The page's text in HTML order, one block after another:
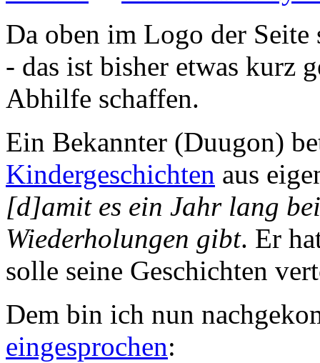
Da oben im Logo der
- das ist bisher etwas kurz
Abhilfe schaffen.
Ein Bekannter (Duugon)
Kindergeschichten aus
[d]amit es ein Jahr lang
Wiederholungen gibt. Er
solle seine Geschichten
Dem bin ich nun
eingesprochen: